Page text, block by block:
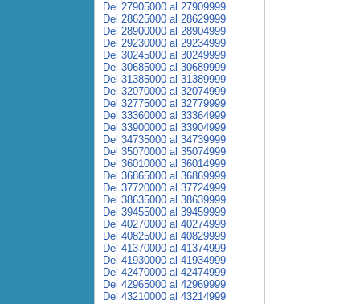
Del 27905000 al 27909999
Del 28625000 al 28629999
Del 28900000 al 28904999
Del 29230000 al 29234999
Del 30245000 al 30249999
Del 30685000 al 30689999
Del 31385000 al 31389999
Del 32070000 al 32074999
Del 32775000 al 32779999
Del 33360000 al 33364999
Del 33900000 al 33904999
Del 34735000 al 34739999
Del 35070000 al 35074999
Del 36010000 al 36014999
Del 36865000 al 36869999
Del 37720000 al 37724999
Del 38635000 al 38639999
Del 39455000 al 39459999
Del 40270000 al 40274999
Del 40825000 al 40829999
Del 41370000 al 41374999
Del 41930000 al 41934999
Del 42470000 al 42474999
Del 42965000 al 42969999
Del 43210000 al 43214999